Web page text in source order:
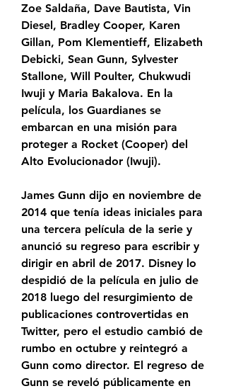
Zoe Saldaña, Dave Bautista, Vin
Diesel, Bradley Cooper, Karen
Gillan, Pom Klementieff, Elizabeth
Debicki, Sean Gunn, Sylvester
Stallone, Will Poulter, Chukwudi
Iwuji y Maria Bakalova. En la
película, los Guardianes se
embarcan en una misión para
proteger a Rocket (Cooper) del
Alto Evolucionador (Iwuji).
James Gunn dijo en noviembre de
2014 que tenía ideas iniciales para
una tercera película de la serie y
anunció su regreso para escribir y
dirigir en abril de 2017. Disney lo
despidió de la película en julio de
2018 luego del resurgimiento de
publicaciones controvertidas en
Twitter, pero el estudio cambió de
rumbo en octubre y reintegró a
Gunn como director. El regreso de
Gunn se reveló públicamente en